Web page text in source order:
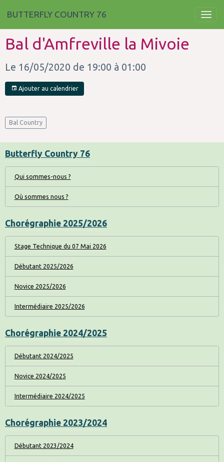
BUTTERFLY COUNTRY 76
Bal d'Amfreville la Mivoie
Le 16/05/2020 de 19:00 à 01:00
Ajouter au calendrier
Bal Country
Butterfly Country 76
Qui sommes-nous ?
Où sommes nous ?
Chorégraphie 2025/2026
Stage Technique du 07 Mai 2026
Débutant 2025/2026
Novice 2025/2026
Intermédiaire 2025/2026
Chorégraphie 2024/2025
Débutant 2024/2025
Novice 2024/2025
Intermédiaire 2024/2025
Chorégraphie 2023/2024
Débutant 2023/2024